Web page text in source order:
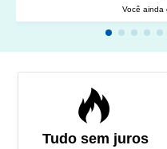
Você ainda
Tudo sem juros